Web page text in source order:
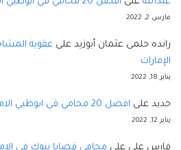
مارس 2, 2022
رانده حلمى عثمان أبوزيد على عقوبة
الإمارات
يناير 18, 2022
حديد على افضل 20 محامي في ابوظبي الامارات لعام 2024
يناير 12, 2022
فارس علي على محامي قضايا بنوك في